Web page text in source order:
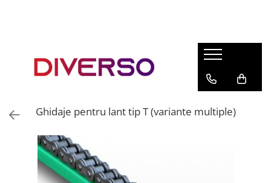
ASA
Ghidaje pentru lant tip T (variante multiple)